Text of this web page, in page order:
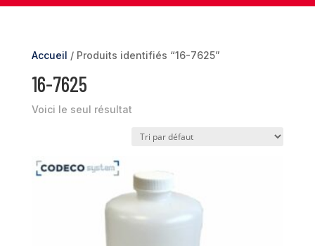
Accueil / Produits identifiés “16-7625”
16-7625
Voici le seul résultat